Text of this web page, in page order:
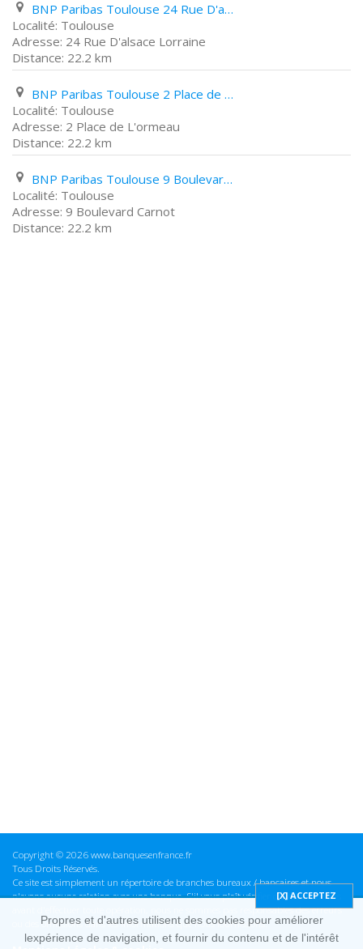
BNP Paribas Toulouse 24 Rue D'alsace Lorraine
Toulouse
24 Rue D'alsace Lorraine
22.2 km
BNP Paribas Toulouse 2 Place de L'ormeau
Toulouse
2 Place de L'ormeau
22.2 km
BNP Paribas Toulouse 9 Boulevard Carnot
Toulouse
9 Boulevard Carnot
22.2 km
Copyright © 2026 www.banquesenfrance.fr
Tous Droits Réservés.
Ce site est simplement un répertoire de branches bureaux / bancaires et nous
n'avons aucune relation avec une banque. S'il vous plaît vérifier ces informations
avant d'effectuer toute opération, nous ne sommes pas responsables des erreurs
ou des omissions dans les informations que nous fournissons.
Propres et d'autres utilisent des cookies pour améliorer
lexpérience de navigation, et fournir du contenu et de l'intérêt